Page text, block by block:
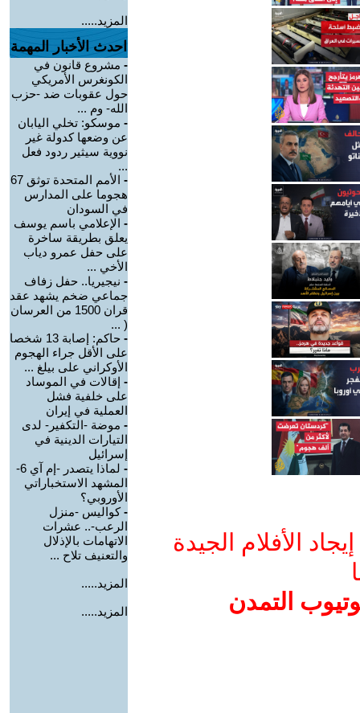
الأفلام الجيدة
التمدن
المزيد.....
احدث الأخبار المهمة
- مشروع قانون في
الكونغرس الأمريكي
حول عقوبات ضد -حزب
الله- وم ...
- موسكو: تخلي اليابان
عن وضعها كدولة غير
نووية سيثير ردود فعل
...
-
الأمم المتحدة توثق 67
هجوما على المدارس
في السودان
- الإعلامي باسم يوسف
يعلق بطريقة ساخرة
على حفل عمرو دياب
الأخي ...
- نيجيريا.. حفل زفاف
جماعي ضخم يشهد عقد
قران 1500 من العرسان
( ...
-
حاكم: إصابة 13 شخصا
على الأقل جراء الهجوم
الأوكراني على بيلغ ...
- إقالات في الموساد
على خلفية فشل
العملية في إيران
- موضة -التكفير- لدى
التيارات الدينية في
إسرائيل
-
لماذا يتصدر -إم آي 6-
المشهد الاستخباراتي
الأوروبي؟
-كواليس -منزل
الرعب-.. عشرات
الاتهامات بالإذلال
والتعنيف تلاح ...
المزيد.....
المزيد.....